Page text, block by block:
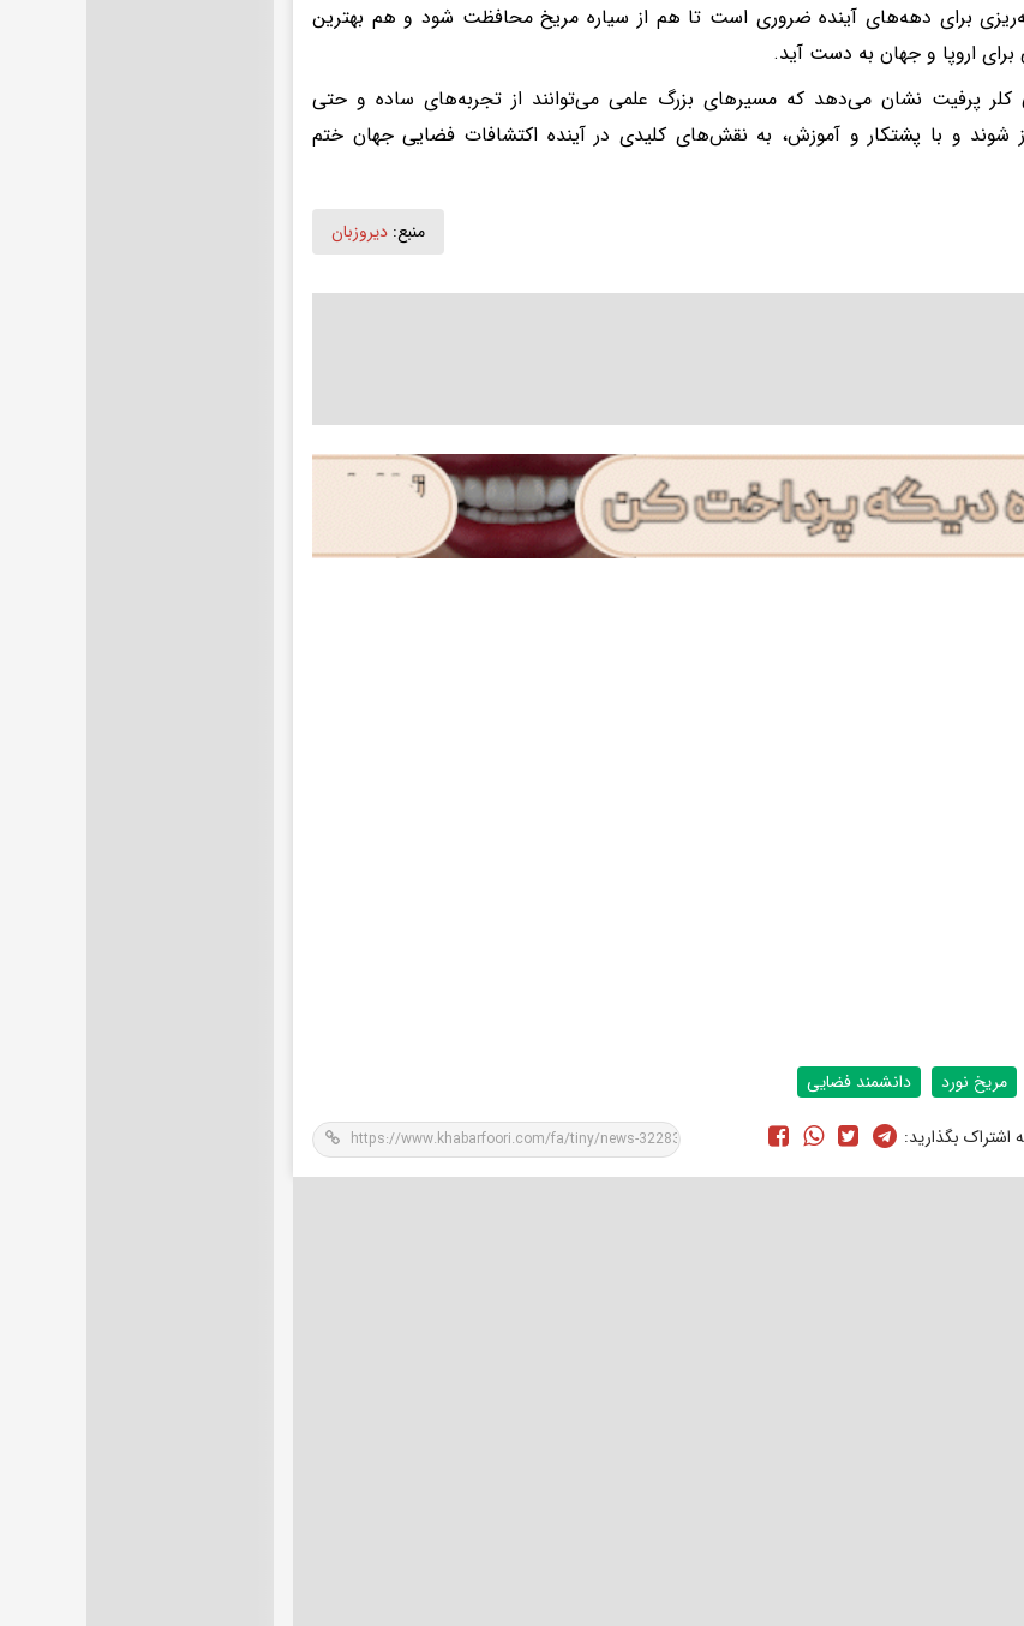
برای دهه‌های آینده ضروری است تا هم از سیاره مریخ محافظت شود و هم بهترین
اروپا و جهان به دست آید.
کلر پرفیت نشان می‌دهد که مسیرهای بزرگ علمی می‌توانند از تجربه‌های ساده و حتی
شوند و با پشتکار و آموزش، به نقش‌های کلیدی در آینده اکتشافات فضایی جهان ختم
منبع: دیروزبان
مریخ نورد دانشمند فضایی
اشتراک بگذارید: